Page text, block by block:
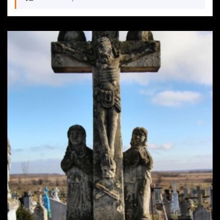
“Старовинні цвинтарі України” і в цьому нам
потрібна ваша підтримка.
Фінансова, волонтерська, інформаційна.
Основні завдання проекту:
Створення реєстру старовинних цвинтарів України.
Краєзнавчі експедиції із пошуку старовинних
Створення інформаційної системи, сайту та карти
“Старовинні українські некрополі”.
Сприяння внесенню старовинних некрополів у
Державний реєстр пам’яток.
Робота (запити, консультації, постійна комунікація,
влаштування толок) з місцевою владою, щодо
впорядкування старовинних кладовищ.
Створення 3D моделей кам’яних надгробків